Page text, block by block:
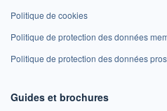
Politique de cookies
Politique de protection des données
Politique de protection des données
Guides et brochures